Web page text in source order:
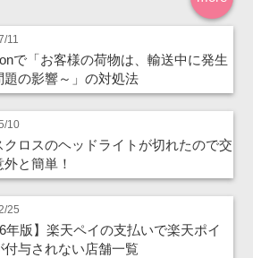
11
で「お客様の荷物は、輸送中に発生
題の影響～」の対処法
10
クロスのヘッドライトが切れたので交
と簡単！
25
年版】楽天ペイの支払いで楽天ポイ
付与されない店舗一覧